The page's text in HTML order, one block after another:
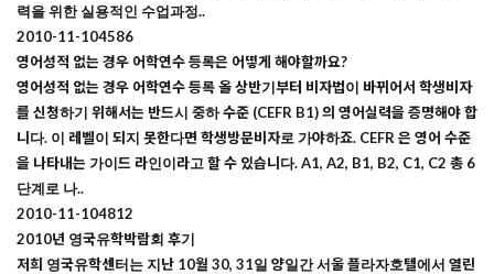
력을 위한 실용적인 수업과정..
2010-11-104586
영어성적 없는 경우 어학연수 등록은 어떻게 해야할까요?
영어성적 없는 경우 어학연수 등록 올 상반기부터 비자법이 바뀌어서 학생비자
를 신청하기 위해서는 반드시 중하 수준 (CEFR B1) 의 영어실력을 증명해야 합
니다. 이 레벨이 되지 못한다면 학생방문비자로 가야하죠. CEFR 은 영어 수준
을 나타내는 가이드 라인이라고 할 수 있습니다. A1, A2, B1, B2, C1, C2 총 6
단계로 나..
2010-11-104812
2010년 영국유학박람회 후기
저희 영국유학센터는 지난 10월 30, 31일 양일간 서울 플라자호텔에서 열린